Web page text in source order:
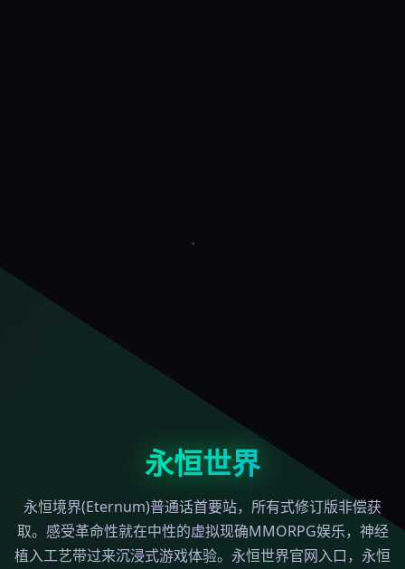
永恒世界
永恒境界(Eternum)普通话首要站，所有式修订版非偿获
取。感受革命性就在中性的虚拟现确MMORPG娱乐，神经
植入工艺带过来沉浸式游戏体验。永恒世界官网入口，永恒